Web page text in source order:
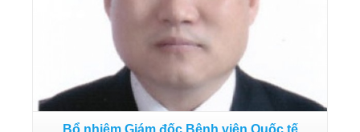
Bổ nhiệm Giám đốc Bệnh viện Quốc tế